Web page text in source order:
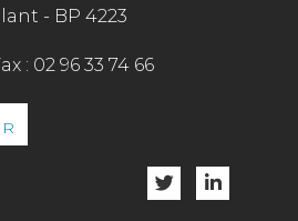
- BP 4223
: 02 96 33 74 66